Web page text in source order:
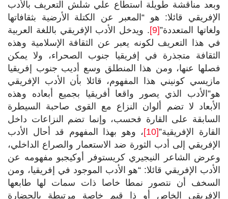
وبعد مناقشة طويلة استطاع علي شلش التعريف بالأدب
الإفريقي قائلا: هو “المعبر عن الكتلة الأرضية بثقافاتها
ولغاتها المتعددة”[9]
. ويدخل الأدب الإفريقي باللغة العربية
في هذا التعريف لكونه يعبر عن الثقافة الإسلامية وهذه
الثقافة متجذرة في إفريقيا جنوب الصحراء، ولا يمكن
فصلها عنها، ومن هذا المنطلق وسع أديب جنوب إفريقيا
مازيسي كونيني هذا المفهوم، قائلا بأن الأدب الإفريقي
هو”الأدب الذي يصور واقعا أفريقيا بجميع أبعاده وهذه
الأبعاد لا تضم ألوان النزاع مع القوى صاحبة السيطرة
السابقة على القارة فحسب، وإنما تضم النزاعات داخل
القارة الإفريقية”[10]
، وهو بهذا المفهوم قد أحال الأدب
الإفريقي إلى أدب الثورة ضد الاستعمار والصراع الداخلي،
وعرض الشاعر النيجيري كريستوفر أوكيجبو مفهومه عن
الأدب الإفريقي قائلا: “هو الأدب الموجود في إفريقيا، ومن
السخف أن نتصور نمطا خاصا ذات سمات لها طابعها
الإفريقي الخاص أو ذا قيم خاصة مرتبطة بالحضارة